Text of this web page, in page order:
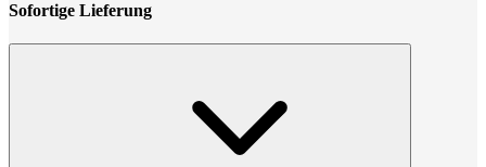
Sofortige Lieferung